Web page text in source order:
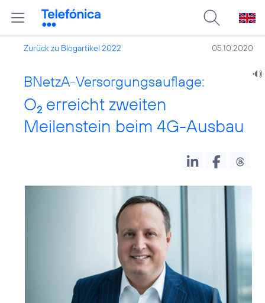
Zurück zu Blogartikel 2022 05.10.2020
BNetzA-Versorgungsauflage:
O2 erreicht zweiten
Meilenstein beim 4G-Ausbau